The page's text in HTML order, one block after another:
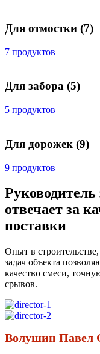
Для отмостки (7)
7 продуктов
Для забора (5)
5 продуктов
Для дорожек (9)
9 продуктов
отвечает за
поставки
Опыт в
задач объекта
качество смеси,
срывов.
Волушин Павел